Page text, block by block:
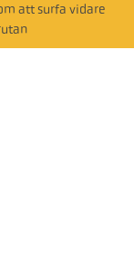
att surfa vidare